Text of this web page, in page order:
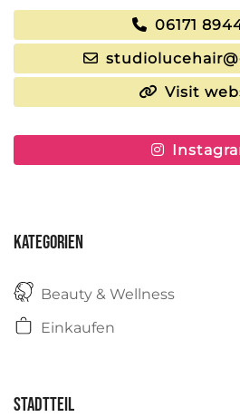
06171
Visit
Kategorien
Beauty & Wellness
Einkaufen
Stadtteil